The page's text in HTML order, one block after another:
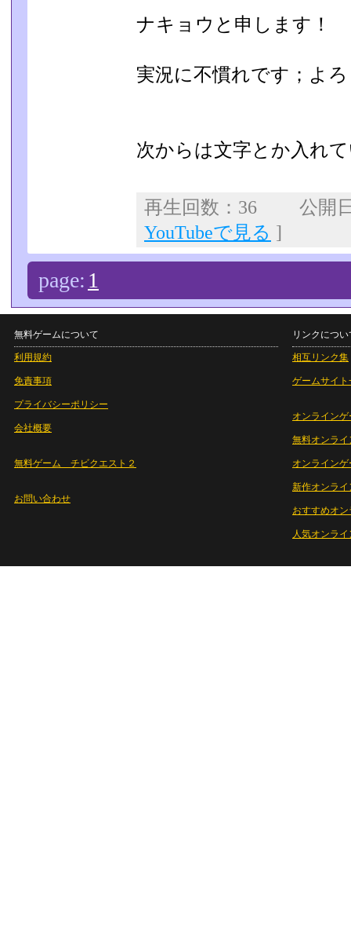
ナキョウと申します！
実況に不慣れです；よ
次からは文字とか入れ
再生回数：36 公開
YouTubeで見る ]
page: 1
無料ゲームについて
利用規約
免責事項
プライバシーポリシー
会社概要
無料ゲーム チビクエスト２
お問い合わせ
リンクについ
相互リンク集
ゲームサイト
オンラインゲ
無料オンライ
オンライン
新作オンライ
おすすめオ
人気オンラ